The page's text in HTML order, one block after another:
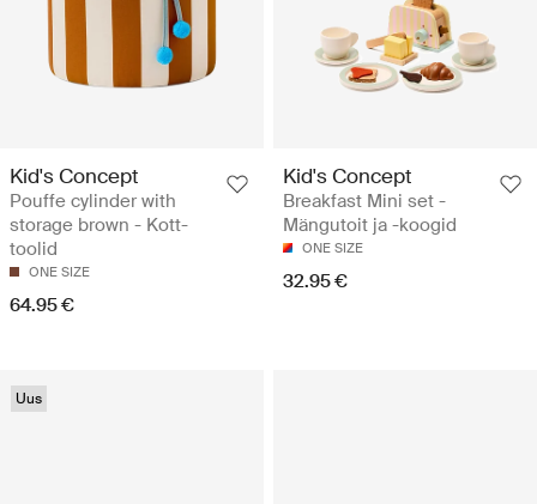
Kid's Concept
Pouffe cylinder with
storage brown - Kott-
toolid
ONE SIZE
64.95 €
Kid's Concept
Breakfast Mini set -
Mängutoit ja -koogid
ONE SIZE
32.95 €
Uus